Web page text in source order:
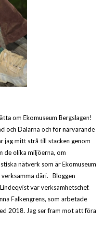
om Ekomuseum Bergslagen!
och Dalarna och för närvarande
jag mitt strå till stacken genom
de olika miljöerna, om
nätverk som är Ekomuseum
verksamma däri. Bloggen
var verksamhetschef.
Falkengrens, som arbetade
2018. Jag ser fram mot att föra